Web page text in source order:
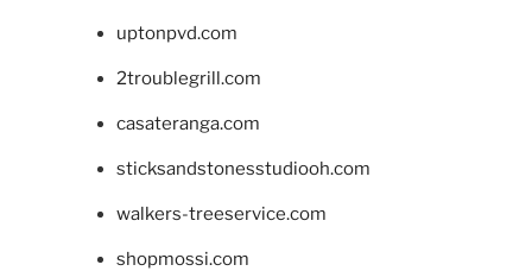
uptonpvd.com
2troublegrill.com
casateranga.com
sticksandstonesstudiooh.com
walkers-treeservice.com
shopmossi.com